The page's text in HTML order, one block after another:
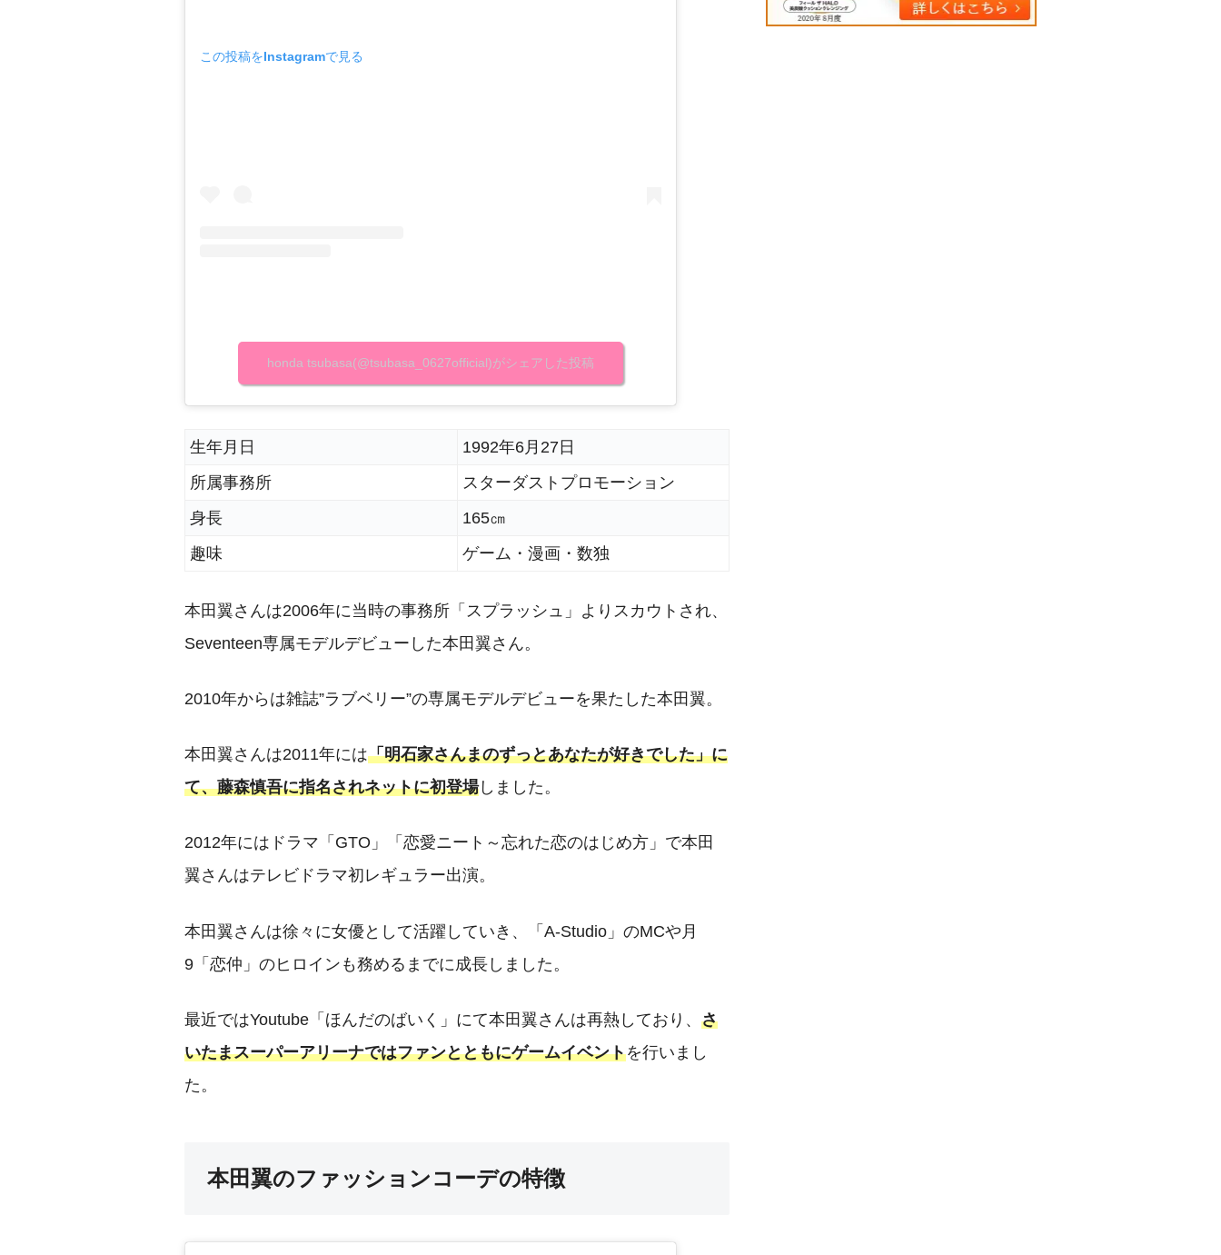
この投稿をInstagramで見る
honda tsubasa(@tsubasa_0627official)がシェアした投稿
生年月日
1992年6月27日
所属事務所
スターダストプロモーション
身長
165㎝
趣味
ゲーム・漫画・数独
本田翼さんは2006年に当時の事務所「スプラッシュ」よりスカウトされ、
Seventeen専属モデルデビューした本田翼さん。
2010年からは雑誌”ラブベリー”の専属モデルデビューを果たした本田翼。
本田翼さんは2011年には「明石家さんまのずっとあなたが好きでした」に
て、藤森慎吾に指名されネットに初登場しました。
2012年にはドラマ「GTO」「恋愛ニート～忘れた恋のはじめ方」で本田
翼さんはテレビドラマ初レギュラー出演。
本田翼さんは徐々に女優として活躍していき、「A-Studio」のMCや月
9「恋仲」のヒロインも務めるまでに成長しました。
最近ではYoutube「ほんだのばいく」にて本田翼さんは再熱しており、 さ
いたまスーパーアリーナではファンとともにゲームイベントを行いまし
た。
本田翼のファッションコーデの特徴